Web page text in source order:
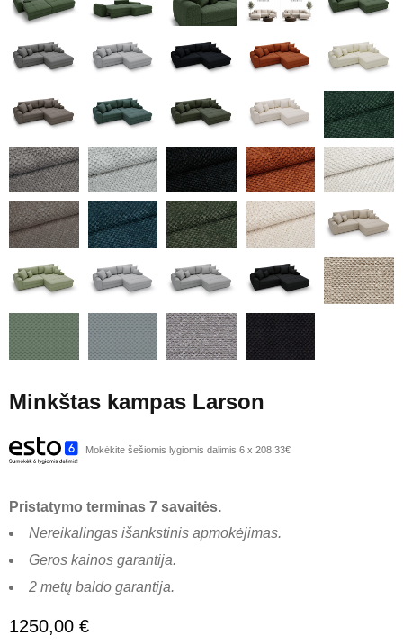
Minkštas kampas Larson
Mokėkite šešiomis lygiomis dalimis 6 x 208.33€
Pristatymo terminas 7 savaitės.
Nereikalingas išankstinis apmokėjimas.
Geros kainos garantija.
2 metų baldo garantija.
1250,00 €